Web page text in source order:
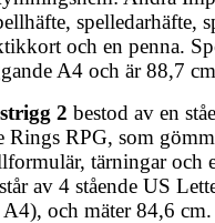
spelledarhäfte,
och en penna.
A4 och är 88,7
2 bestod av en
Rings RPG, som
tärningar och
av 4 stående US
A4), och mäter 84,6 cm.